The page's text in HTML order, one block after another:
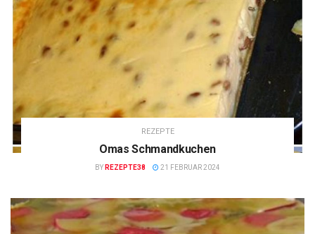
REZEPTE
Omas Schmandkuchen
BY REZEPTE38 21 FEBRUAR 2024